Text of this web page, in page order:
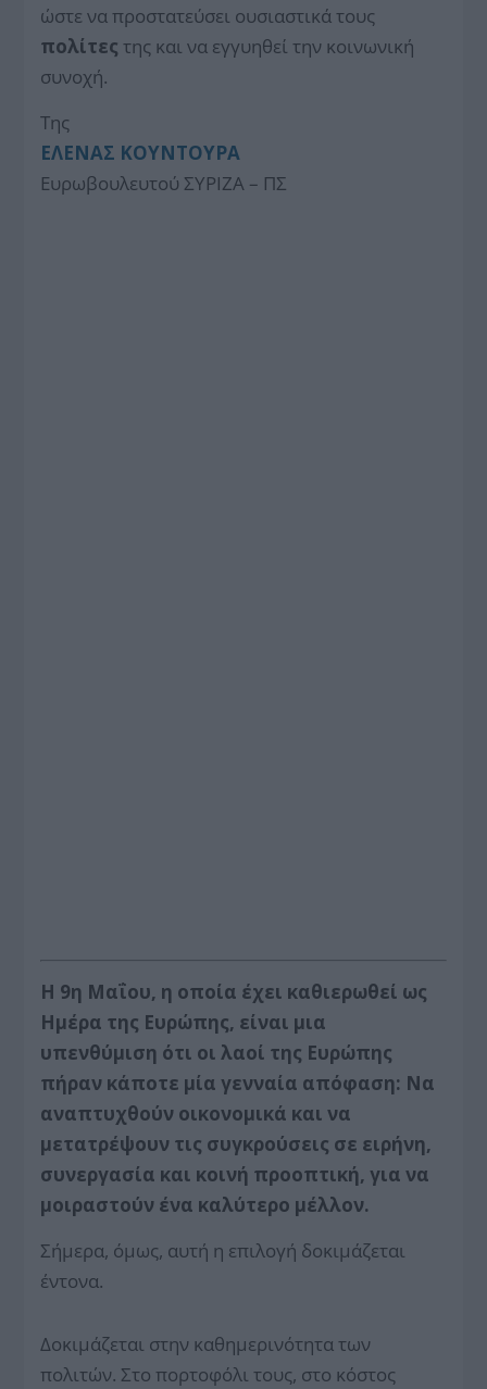
ώστε να προστατεύσει ουσιαστικά τους
πολίτες της και να εγγυηθεί την κοινωνική
συνοχή.
Της
ΕΛΕΝΑΣ ΚΟΥΝΤΟΥΡΑ
Ευρωβουλευτού ΣΥΡΙΖΑ – ΠΣ
Η 9η Μαΐου, η οποία έχει καθιερωθεί ως
Ημέρα της Ευρώπης, είναι μια
υπενθύμιση ότι οι λαοί της Ευρώπης
πήραν κάποτε μία γενναία απόφαση: Να
αναπτυχθούν οικονομικά και να
μετατρέψουν τις συγκρούσεις σε ειρήνη,
συνεργασία και κοινή προοπτική, για να
μοιραστούν ένα καλύτερο μέλλον.
Σήμερα, όμως, αυτή η επιλογή δοκιμάζεται
έντονα.
Δοκιμάζεται στην καθημερινότητα των
πολιτών. Στο πορτοφόλι τους, στο κόστος